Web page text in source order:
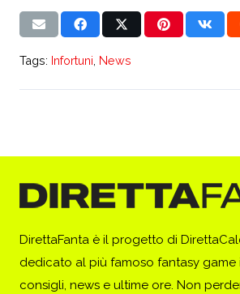
Tags: Infortuni News
DirettaFanta è il progetto di
dedicato al più famoso fantasy game
consigli, news e ultime ore. Non